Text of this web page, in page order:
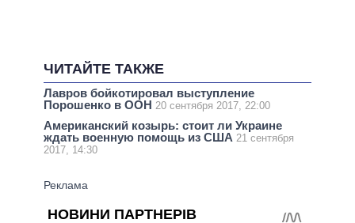
ЧИТАЙТЕ ТАКЖЕ
Лавров бойкотировал выступление
Порошенко в ООН 20 сентября 2017, 22:00
Американский козырь: стоит ли Украине
ждать военную помощь из США 21 сентября
2017, 14:30